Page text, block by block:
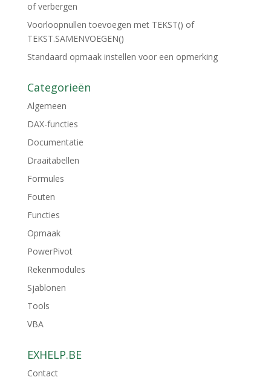
of verbergen
Voorloopnullen toevoegen met TEKST() of
TEKST.SAMENVOEGEN()
Standaard opmaak instellen voor een opmerking
Categorieën
Algemeen
DAX-functies
Documentatie
Draaitabellen
Formules
Fouten
Functies
Opmaak
PowerPivot
Rekenmodules
Sjablonen
Tools
VBA
EXHELP.BE
Contact